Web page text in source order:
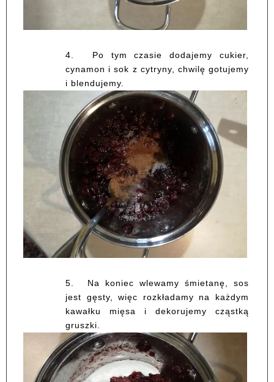
4.
Po tym czasie dodajemy cukier,
cynamon i sok z cytryny, chwilę gotujemy
i blendujemy.
5.
Na koniec wlewamy śmietanę, sos
jest gęsty, więc rozkładamy na każdym
kawałku mięsa i dekorujemy cząstką
gruszki.